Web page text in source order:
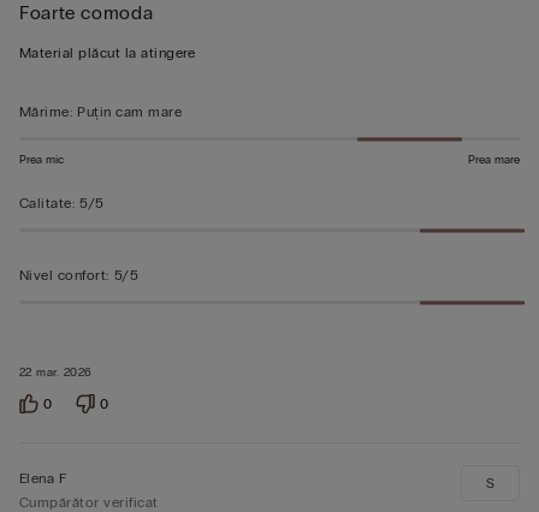
5
din
22 mar. 2026
Foarte comoda
Material plăcut la atingere
Mărime: Puțin cam mare
Prea mic Prea mare
Calitate: 5/5
Nivel confort: 5/5
0 0
Elena F
Cumpărător verificat
S